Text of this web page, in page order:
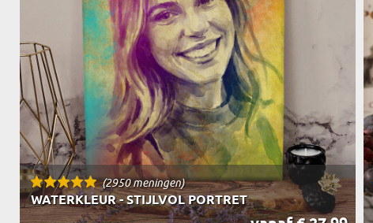
CADEAU VOORSCHOONOUDERS
(2950 meningen)
WATERKLEUR - STIJLVOL PORTRET